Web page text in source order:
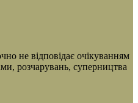
не відповідає очікуванням
розчарувань, суперництва